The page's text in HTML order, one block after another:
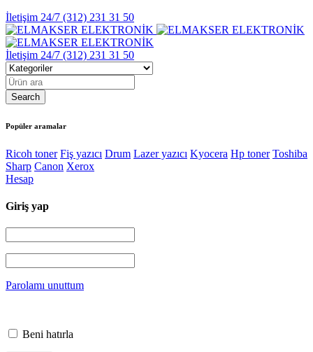
İletişim 24/7 (312) 231 31 50
İletişim 24/7 (312) 231 31 50
Popüler aramalar
Ricoh toner Fiş yazıcı Drum Lazer yazıcı Kyocera Hp toner Toshiba
Sharp Canon Xerox
Hesap
Giriş yap
Parolamı unuttum
Beni hatırla